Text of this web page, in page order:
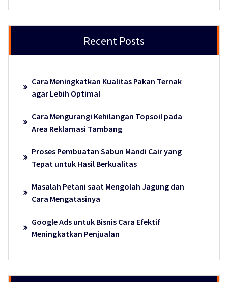
Recent Posts
Cara Meningkatkan Kualitas Pakan Ternak
agar Lebih Optimal
Cara Mengurangi Kehilangan Topsoil pada
Area Reklamasi Tambang
Proses Pembuatan Sabun Mandi Cair yang
Tepat untuk Hasil Berkualitas
Masalah Petani saat Mengolah Jagung dan
Cara Mengatasinya
Google Ads untuk Bisnis Cara Efektif
Meningkatkan Penjualan